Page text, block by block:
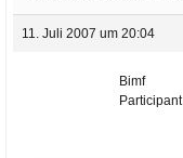
11. Juli 2007 um 20:04
Bimf
Participant